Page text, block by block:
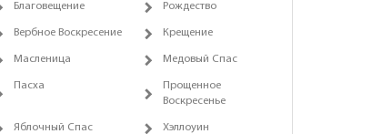
Благовещение Рождество
Вербное Воскресение Крещение
Масленица Медовый Спас
Пасха
Прощенное
Воскресенье
Яблочный Спас Хэллоуин